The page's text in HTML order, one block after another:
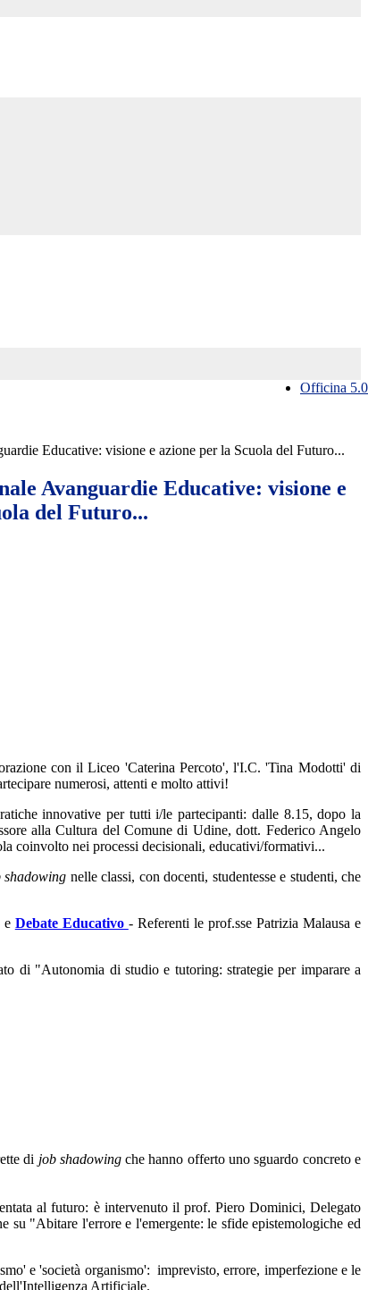
Officina 5.0
Educative: visione e azione per la Scuola del Futuro...
Avanguardie Educative: visione e
del Futuro...
con il Liceo 'Caterina Percoto', l'I.C. 'Tina Modotti' di
numerosi, attenti e molto attivi!
innovative per tutti i/le partecipanti: dalle 8.15, dopo la
alla Cultura del Comune di Udine, dott. Federico Angelo
coinvolto nei processi decisionali, educativi/formativi...
shadowing nelle classi, con docenti, studentesse e studenti, che
e Debate Educativo - Referenti le prof.sse Patrizia Malausa e
di "Autonomia di studio e tutoring: strategie per imparare a
di job shadowingche hanno offerto uno sguardo concreto e
al futuro: è intervenuto il prof. Piero Dominici, Delegato
su "Abitare l'errore e l'emergente: le sfide epistemologiche ed
e 'società organismo': imprevisto, errore, imperfezione e le
Artificiale.